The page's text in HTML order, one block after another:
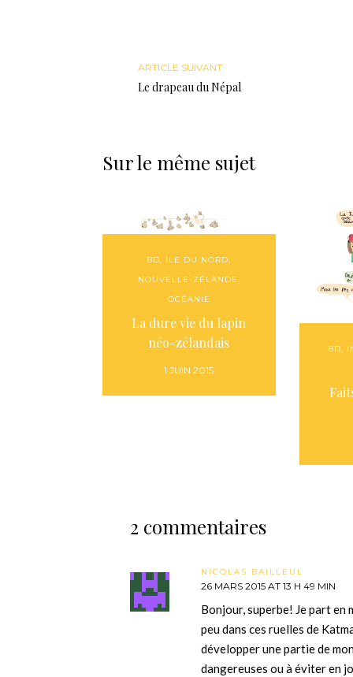
ARTICLE SUIVANT
Le drapeau du Népal
Sur le même sujet
BD, ILE DU NORD,
NOUVELLE-ZÉLANDE,
OCÉANIE
La dure vie du lapin
néo-zélandais
1 JUIN 2015
BD,
2 commentaires
NICOLAS BAILLEUL
26 MARS 2015 AT 13 H 49 MIN
Bonjour, superbe! Je part en
peu dans ces ruelles de
développer une partie de
dangereuses ou à éviter en